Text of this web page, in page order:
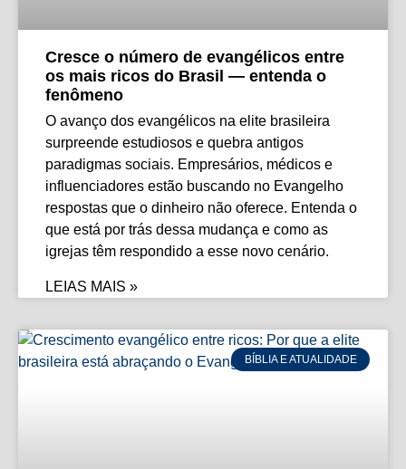
Cresce o número de evangélicos entre
os mais ricos do Brasil — entenda o
fenômeno
O avanço dos evangélicos na elite brasileira
surpreende estudiosos e quebra antigos
paradigmas sociais. Empresários, médicos e
influenciadores estão buscando no Evangelho
respostas que o dinheiro não oferece. Entenda o
que está por trás dessa mudança e como as
igrejas têm respondido a esse novo cenário.
LEIAS MAIS »
BÍBLIA E ATUALIDADE